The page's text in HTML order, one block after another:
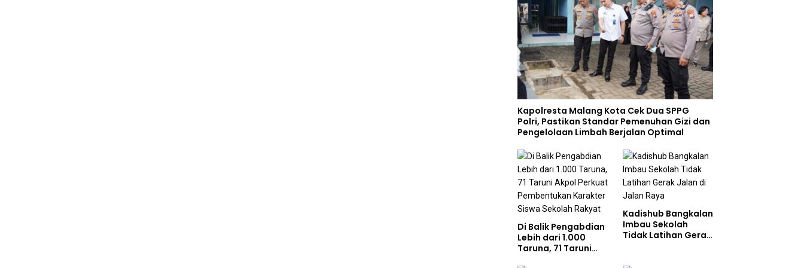
Kapolresta Malang Kota Cek Dua SPPG
Polri, Pastikan Standar Pemenuhan Gizi dan
Pengelolaan Limbah Berjalan Optimal
Di Balik Pengabdian
Lebih dari 1.000
Taruna, 71 Taruni
Kadishub Bangkalan
Imbau Sekolah
Tidak Latihan Gerak